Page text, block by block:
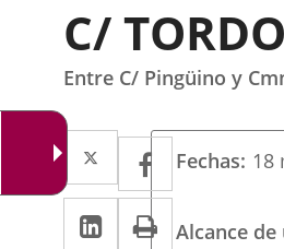
C/ TORDO
Entre C/ Pingüino y
Twitter
Enlace
a
una
Facebook
Enlace
a
una
LinkedIn
Enlace Imprimir
Fechas 18
Alcance